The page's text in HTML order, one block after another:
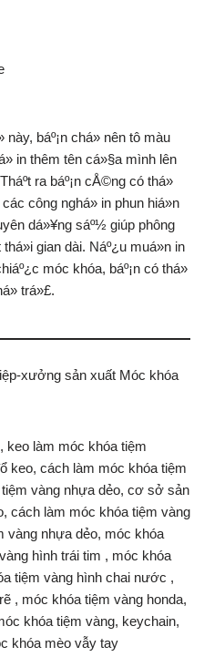
này, báº¡n chá» nên tô màu
in thêm tên cá»§a mình lên
Tháº­t ra báº¡n cÅ©ng có thá»
công nghá» in phun hiá»n
dá»¥ng sáº½ giúp phông
thá»i gian dài. Náº¿u muá»n in
móc khóa, báº¡n có thá»
trá»£.
xưởng sản xuất Móc khóa
keo làm móc khóa tiệm
keo, cách làm móc khóa tiệm
vàng nhựa dẻo, cơ sở sản
cách làm móc khóa tiệm vàng
vàng nhựa dẻo, móc khóa
hình trái tim , móc khóa
tiệm vàng hình chai nước ,
, móc khóa tiệm vàng honda,
khóa tiệm vàng, keychain,
khóa mèo vẫy tay